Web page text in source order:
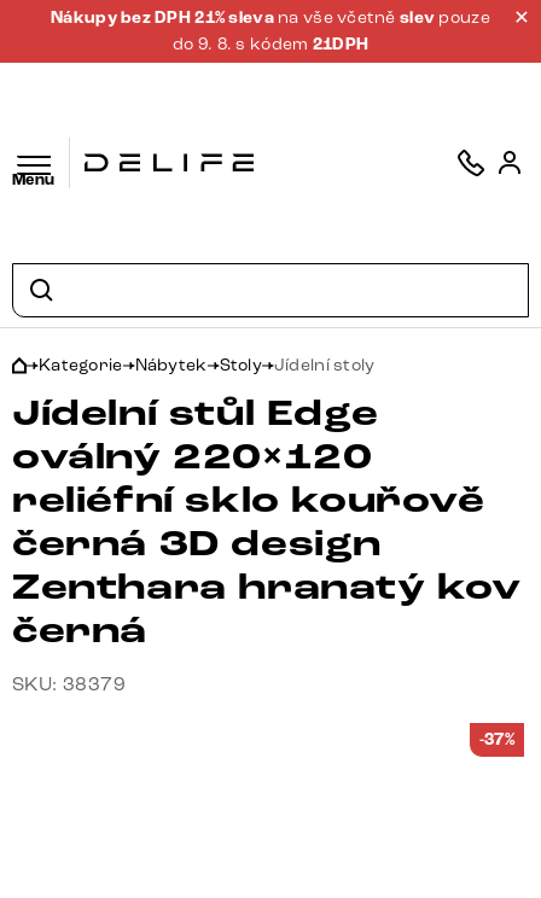
Nákupy bez DPH 21% sleva na vše včetněslev pouze
do 9. 8. s kódem 21DPH
Menu
Kategorie Nábytek Stoly Jídelní stoly
Jídelní stůl Edge
oválný 220×120
reliéfní sklo kouřově
černá 3D design
Zenthara hranatý kov
černá
SKU: 38379
-37%